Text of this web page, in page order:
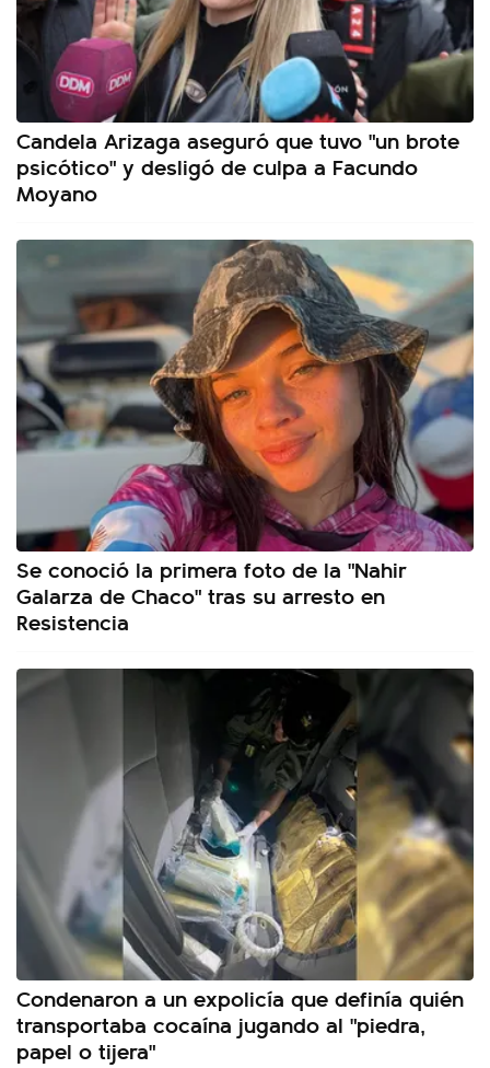
Candela Arizaga aseguró que tuvo "un brote
psicótico" y desligó de culpa a Facundo
Moyano
Se conoció la primera foto de la "Nahir
Galarza de Chaco" tras su arresto en
Resistencia
Condenaron a un expolicía que definía quién
transportaba cocaína jugando al "piedra,
papel o tijera"